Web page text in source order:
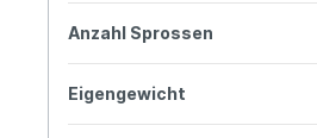
Anzahl Sprossen
Eigengewicht